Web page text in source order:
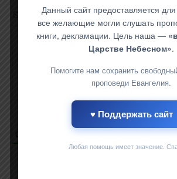
Subscribe
COMMENTS
Данный сайт предоставляется для
все желающие могли слушать
книги, декламации. Цель наша —
Царстве Небесном».
Помогите нам сохранить
проповеди Евангелия.
♥ Поддержать сайт
Любая помощь имеет значение.